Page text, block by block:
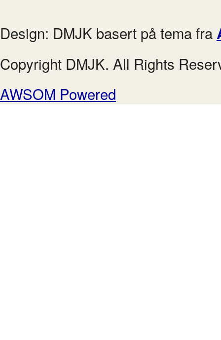
Design: DMJK basert på tema fra
Copyright DMJK. All Rights
AWSOM Powered